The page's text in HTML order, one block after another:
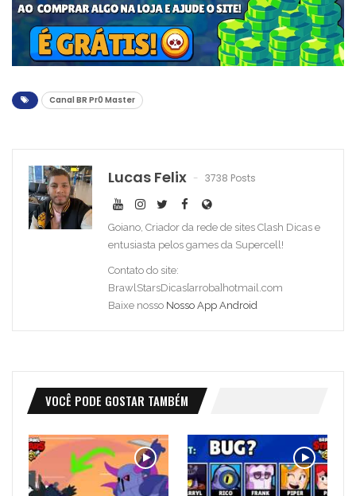
Canal BR Pr0 Master
Lucas Felix 3738 Posts
Goiano, Criador da rede de sites Clash Dicas e
entusiasta pelos games da Supercell!
Contato do site:
BrawlStarsDicas[arroba]hotmail.com
Baixe nosso Nosso App Android
VOCÊ PODE GOSTAR TAMBÉM